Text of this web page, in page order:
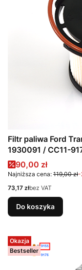
Filtr paliwa Ford Transit 2011-->
1930091 / CC11-
Cena promocyjna
90,00 zł
Najniższa cena: 119,00 zł-
Cena
73,17 złbez VAT
Do koszyka
Okazja
Bestseller